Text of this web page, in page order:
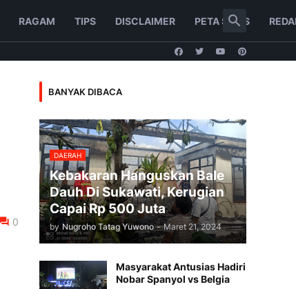
RAGAM TIPS DISCLAIMER PETA SITUS
0
BANYAK DIBACA
DAERAH
Kebakaran Hanguskan Bale
Dauh Di Sukawati, Kerugian
Capai Rp 500 Juta
by Nugroho Tatag Yuwono - Maret 21, 2024
Masyarakat Antusias Hadiri
Nobar Spanyol vs Belgia